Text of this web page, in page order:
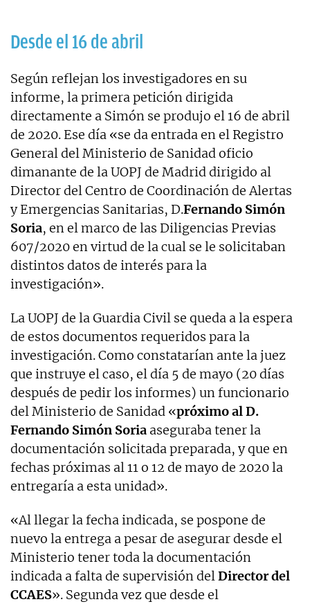
Desde el 16 de abril
Según reflejan los investigadores en su
informe, la primera petición dirigida
directamente a Simón se produjo el 16 de abril
de 2020. Ese día «se da entrada en el Registro
General del Ministerio de Sanidad oficio
dimanante de la UOPJ de Madrid dirigido al
Director del Centro de Coordinación de Alertas
y Emergencias Sanitarias, D.Fernando Simón
Soria, en el marco de las Diligencias Previas
607/2020 en virtud de la cual se le solicitaban
distintos datos de interés para la
investigación».
La UOPJ de la Guardia Civil se queda a la espera
de estos documentos requeridos para la
investigación. Como constatarían ante la juez
que instruye el caso, el día 5 de mayo (20 días
después de pedir los informes) un funcionario
del Ministerio de Sanidad «próximo al D.
Fernando Simón Soria aseguraba tener la
documentación solicitada preparada, y que en
fechas próximas al 11 o 12 de mayo de 2020 la
entregaría a esta unidad».
«Al llegar la fecha indicada, se pospone de
nuevo la entrega a pesar de asegurar desde el
Ministerio tener toda la documentación
indicada a falta de supervisión delDirector del
CCAES». Segunda vez que desde el